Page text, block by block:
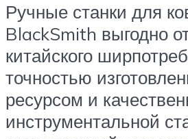
Ручные станки для
BlackSmith выгодно
китайского
точностью
ресурсом и
инструментальной